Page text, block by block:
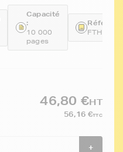
Capacité
:
10 000
pages
46,80 €HT
56,16 €TTC
+